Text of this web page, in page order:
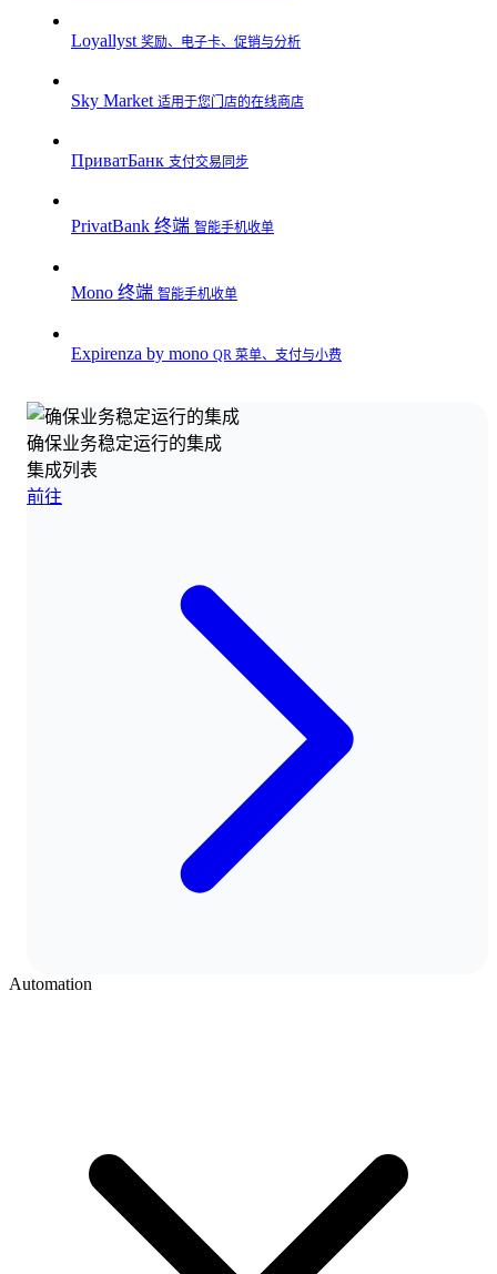
Loyallyst 奖励、电子卡、促销与分析
Sky Market 适用于您门店的在线商店
ПриватБанк 支付交易同步
PrivatBank 终端 智能手机收单
Mono 终端 智能手机收单
Expirenza by mono QR 菜单、支付与小费
确保业务稳定运行的集成
集成列表
前往
Automation